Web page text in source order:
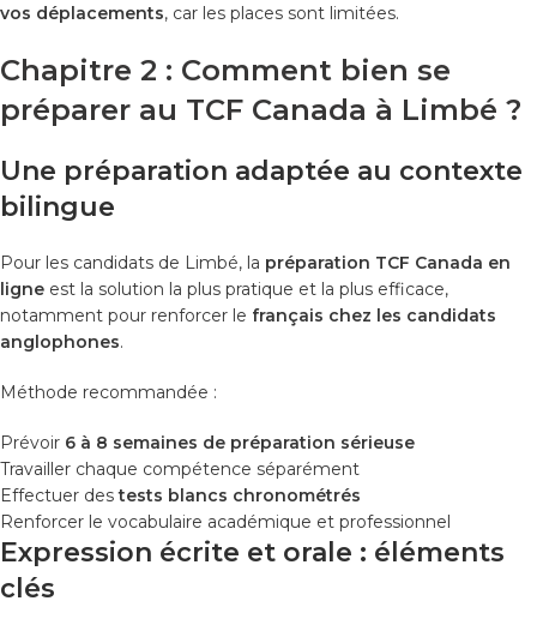
vos déplacements, car les places sont limitées.
Chapitre 2 : Comment bien se
préparer au TCF Canada à Limbé ?
Une préparation adaptée au contexte
bilingue
Pour les candidats de Limbé, la préparation TCF Canada en
ligne est la solution la plus pratique et la plus efficace,
notamment pour renforcer le français chez les candidats
anglophones.
Méthode recommandée :
Prévoir 6 à 8 semaines de préparation sérieuse
Travailler chaque compétence séparément
Effectuer destests blancs chronométrés
Renforcer le vocabulaire académique et professionnel
Expression écrite et orale : éléments
clés